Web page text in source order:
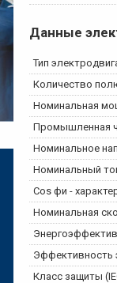
Данные
Тип
Количество
Номинальная
Промышленная
Номинальное
Номинальный
Cos фи -
Номинальная
Эффективность
Класс защиты